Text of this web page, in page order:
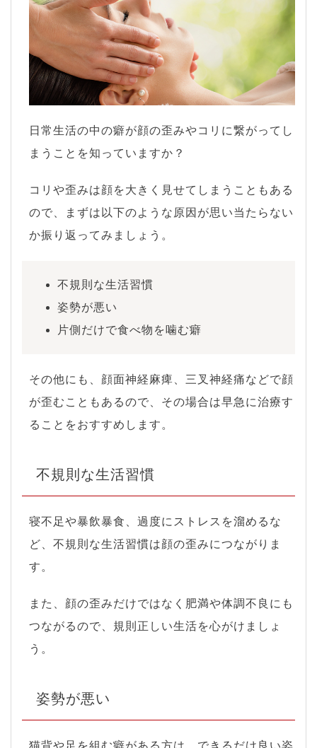
日常生活の中の癖が顔の歪みやコリに繋がってし
まうことを知っていますか？
コリや歪みは顔を大きく見せてしまうこともある
ので、まずは以下のような原因が思い当たらない
か振り返ってみましょう。
不規則な生活習慣
姿勢が悪い
片側だけで食べ物を噛む癖
その他にも、顔面神経麻痺、三叉神経痛などで顔
が歪むこともあるので、その場合は早急に治療す
ることをおすすめします。
不規則な生活習慣
寝不足や暴飲暴食、過度にストレスを溜めるな
ど、不規則な生活習慣は顔の歪みにつながりま
す。
また、顔の歪みだけではなく肥満や体調不良にも
つながるので、規則正しい生活を心がけましょ
う。
姿勢が悪い
猫背や足を組む癖がある方は、できるだけ良い姿